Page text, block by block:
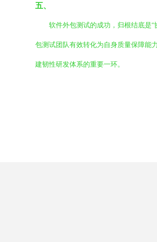
五、
软件外包测试的成功，归根结底是
包测试团队有效转化为自身质量保障能
建韧性研发体系的重要一环。